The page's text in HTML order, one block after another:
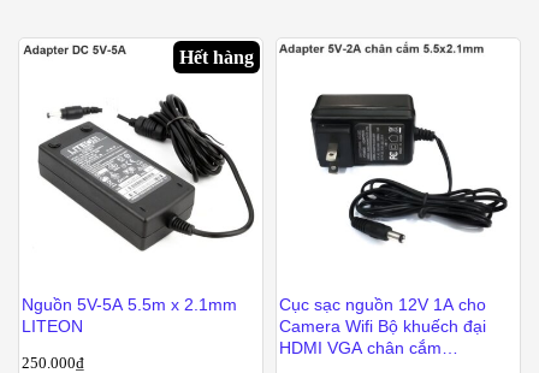
Hết hàng
Nguồn 5V-5A 5.5m x 2.1mm
LITEON
250.000₫
Cục sạc nguồn 12V 1A cho
Camera Wifi Bộ khuếch đại
HDMI VGA chân cắm